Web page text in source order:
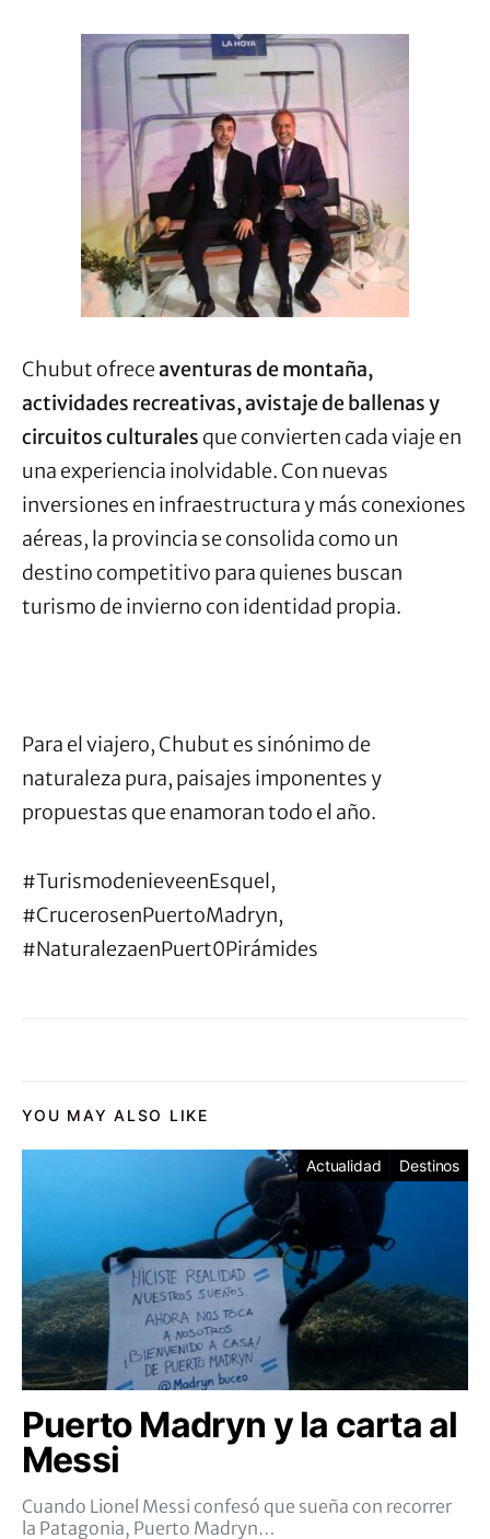
Chubut ofreceaventuras de montaña,
actividades recreativas, avistaje de ballenas y
circuitos culturales que convierten cada viaje en
una experiencia inolvidable. Con nuevas
inversiones en infraestructura y más conexiones
aéreas, la provincia se consolida como un
destino competitivo para quienes buscan
turismo de invierno con identidad propia.
Para el viajero, Chubut es sinónimo de
naturaleza pura, paisajes imponentes y
propuestas que enamoran todo el año.
#TurismodenieveenEsquel,
#CrucerosenPuertoMadryn,
#NaturalezaenPuert0Pirámides
YOU MAY ALSO LIKE
Actualidad Destinos
Puerto Madryn y la carta al
Messi
Cuando Lionel Messi confesó que sueña con recorrer
la Patagonia, Puerto Madryn…